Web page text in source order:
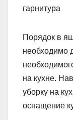
Порядок в
необходимо
на кухне.
уборку на
оснащение